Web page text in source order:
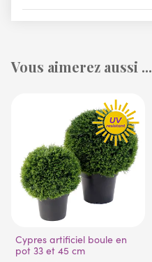
Vous aimerez aussi ...
Cypres artificiel boule en
pot 33 et 45 cm